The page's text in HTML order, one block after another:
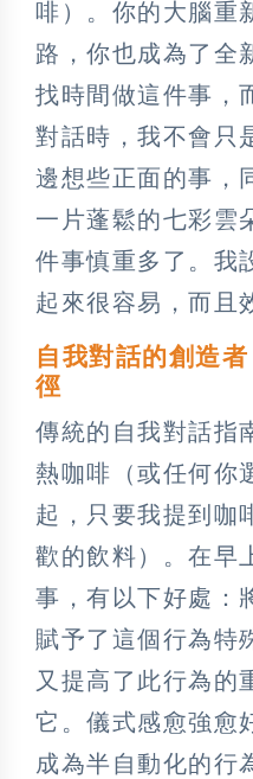
啡）。你的大腦重
路，你也成為了全
找時間做這件事，
對話時，我不會只
邊想些正面的事，
一片蓬鬆的七彩雲
件事慎重多了。我
起來很容易，而且
自我對話的創造
徑
傳統的自我對話指
熱咖啡（或任何你
起，只要我提到咖
歡的飲料）。在早
事，有以下好處：
賦予了這個行為特
又提高了此行為的
它。儀式感愈強愈
成為半自動化的行